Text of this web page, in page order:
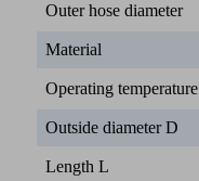
Outer hose diameter
Material
Operating temperature
Outside diameter D
Length L